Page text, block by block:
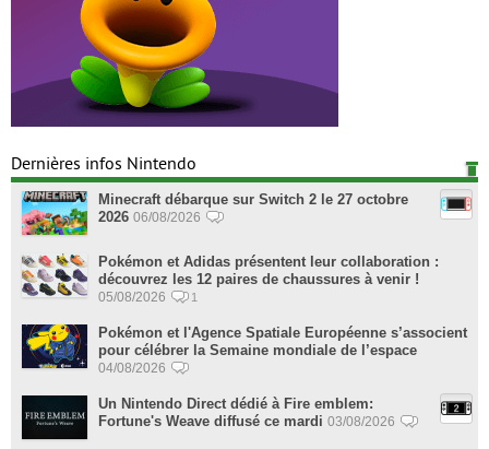
Dernières infos Nintendo
Minecraft débarque sur Switch 2 le 27 octobre
2026 06/08/2026
Pokémon et Adidas présentent leur collaboration :
découvrez les 12 paires de chaussures à venir !
05/08/2026 1
Pokémon et l'Agence Spatiale Européenne s’associent
pour célébrer la Semaine mondiale de l’espace
04/08/2026
Un Nintendo Direct dédié à Fire emblem:
Fortune's Weave diffusé ce mardi 03/08/2026